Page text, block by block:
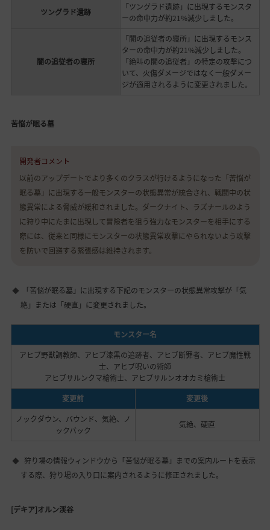
ツングラド遺跡
「ツングラド遺跡」に出現するモンスタ
ーの命中力が約21%減少しました。
闇の追従者の寝所
「闇の追従者の寝所」に出現するモンス
ターの命中力が約21%減少しました。
「絶叫の闇の追従者」の特定の攻撃につ
いて、火傷ダメージではなく一般ダメー
ジが適用されるように変更されました。
苦悩が眠る墓
開発者コメント
以前のアップデートでより多くのクラスが行けるようになった「苦悩が
眠る墓」に出現する一般モンスターの状態異常が統合され、戦闘中の状
態異常による脅威が緩和されました。ダークナイト、ラズナールのよう
に狩り中にたまに出現して冒険者を狙う強力なモンスターを相手にする
際には、従来と同様にモンスターの状態異常攻撃にやられないよう攻撃
を防いで回避する緊張感は維持されます。
「苦悩が眠る墓」に出現する下記のモンスターの状態異常攻撃が「気
絶」または「硬直」に変更されました。
モンスター名
アヒブ野獣調教師、アヒブ漆黒の追跡者、アヒブ断罪者、アヒブ魔性戦
士、アヒブ呪いの術師
アヒブサルンクマ槍術士、アヒブサルンオオカミ槍術士
変更前
変更後
ノックダウン、バウンド、気絶、ノ
ックバック
気絶、硬直
狩り場の情報ウィンドウから「苦悩が眠る墓」までの案内ルートを表示
する際、狩り場の入り口に案内されるように修正されました。
[デキア]オルン渓谷